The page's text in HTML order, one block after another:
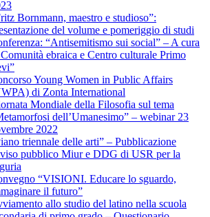
Bornmann, maestro e studioso”:
del volume e pomeriggio di studi
“Antisemitismo sui social” – A cura
ebraica e Centro culturale Primo
Young Women in Public Affairs
di Zonta International
Mondiale della Filosofia sul tema
dell’Umanesimo” – webinar 23
2022
triennale delle arti” – Pubblicazione
pubblico Miur e DDG di USR per la
“VISIONI. Educare lo sguardo,
il futuro”
allo studio del latino nella scuola